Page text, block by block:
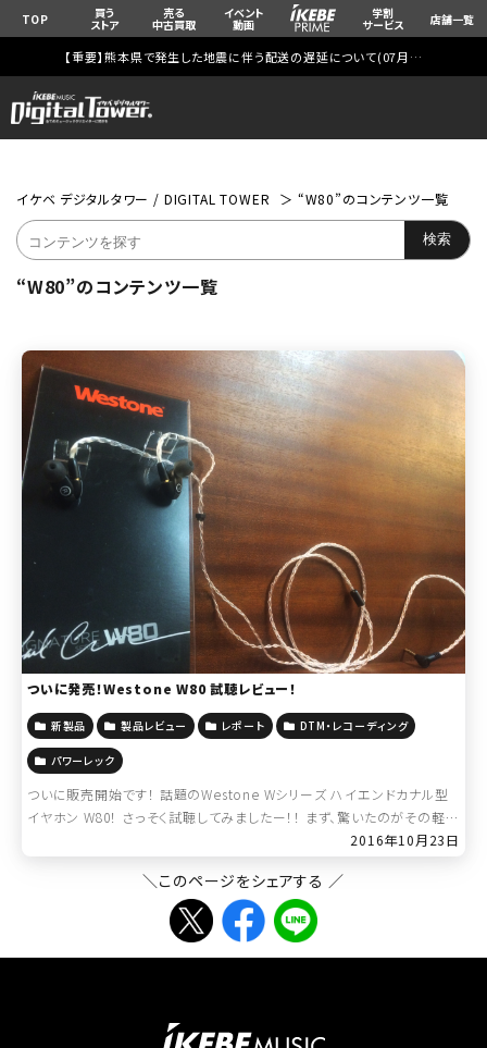
TOP 買う
ストア
売る
中古買取
イベント
動画
学割
サービス 店舗一覧
【重要】熊本県で発生した地震に伴う配送の遅延について(07月29日
イケベ デジタルタワー / DIGITAL TOWER “W80”のコンテンツ一覧
“W80”のコンテンツ一覧
ついに発売！Westone W80 試聴レビュー！
新製品 製品レビュー レポート DTM・レコーディング
パワーレック
ついに販売開始です！ 話題のWestone Wシリーズ ハイエンドカナル型
イヤホン W80！ さっそく試聴してみましたー！！ まず、驚いたのがその軽さ
とコンパクトさ！ドライバーが8基搭載されているとはまったく感じません。
[…]
2016年10月23日
＼このページをシェアする ／